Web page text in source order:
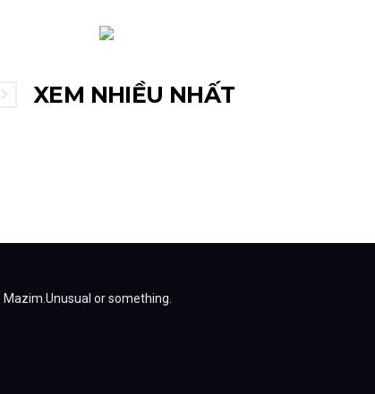
XEM NHIỀU NHẤT
Mazim.Unusual or something.